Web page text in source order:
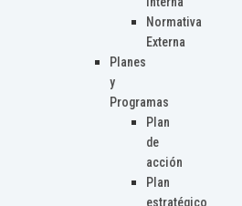
Normativa
Externa
Planes
y
Programas
Plan
de
acción
Plan
estratégico